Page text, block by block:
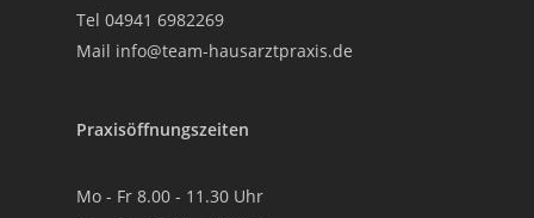
Tel 04941 6982269
Mail info@team-hausarztpraxis.de
Praxisöffnungszeiten
Mo - Fr 8.00 - 11.30 Uhr